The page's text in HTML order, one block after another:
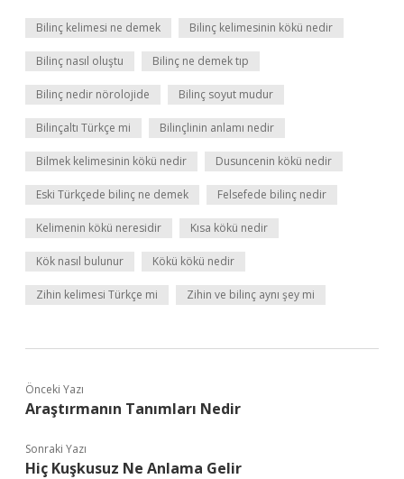
Bilinç kelimesi ne demek Bilinç kelimesinin kökü nedir
Bilinç nasıl oluştu Bilinç ne demek tıp
Bilinç nedir nörolojide Bilinç soyut mudur
Bilinçaltı Türkçe mi Bilinçlinin anlamı nedir
Bilmek kelimesinin kökü nedir Dusuncenin kökü nedir
Eski Türkçede bilinç ne demek Felsefede bilinç nedir
Kelimenin kökü neresidir Kısa kökü nedir
Kök nasıl bulunur Kökü kökü nedir
Zihin kelimesi Türkçe mi Zihin ve bilinç aynı şey mi
Önceki Yazı
Araştırmanın Tanımları Nedir
Sonraki Yazı
Hiç Kuşkusuz Ne Anlama Gelir